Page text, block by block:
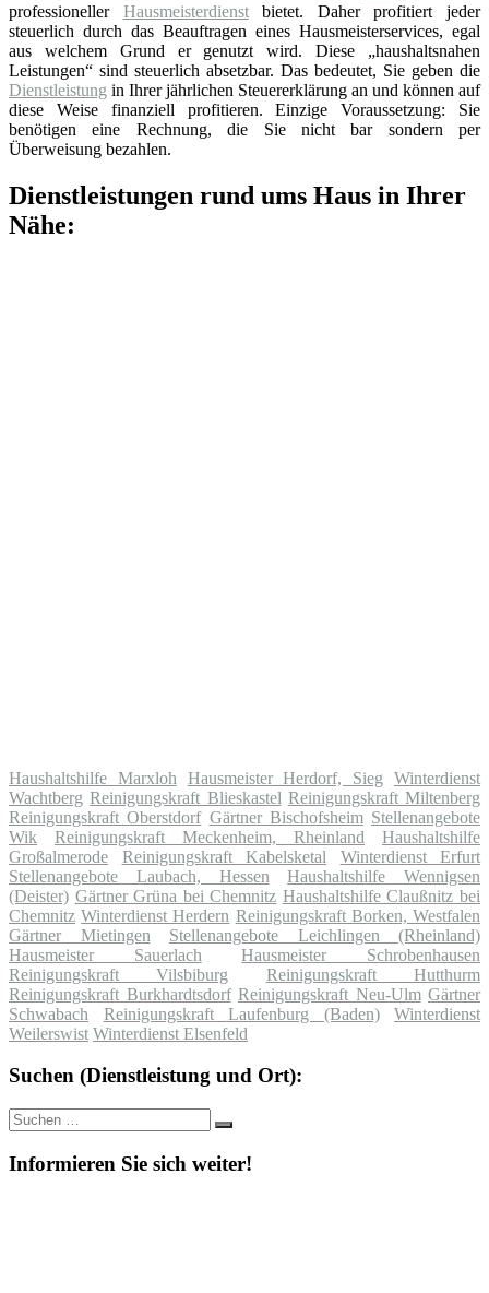
professioneller Hausmeisterdienstbietet. Daher profitiert jeder
steuerlich durch das Beauftragen eines Hausmeisterservices, egal
aus welchem Grund er genutzt wird. Diese „haushaltsnahen
Leistungen“ sind steuerlich absetzbar. Das bedeutet, Sie geben die
Dienstleistung in Ihrer jährlichen Steuererklärung an und können auf
diese Weise finanziell profitieren. Einzige Voraussetzung: Sie
benötigen eine Rechnung, die Sie nicht bar sondern per
Überweisung bezahlen.
Dienstleistungen rund ums Haus in Ihrer
Nähe:
Haushaltshilfe Marxloh Hausmeister Herdorf, Sieg
Winterdienst
Wachtberg Reinigungskraft Blieskastel Reinigungskraft Miltenberg
Reinigungskraft Oberstdorf Gärtner Bischofsheim Stellenangebote
Wik
Reinigungskraft Meckenheim, Rheinland
Haushaltshilfe
Großalmerode
Reinigungskraft Kabelsketal
Winterdienst Erfurt
Stellenangebote Laubach, Hessen
Haushaltshilfe Wennigsen
(Deister) Gärtner Grüna bei Chemnitz Haushaltshilfe Claußnitz bei
Chemnitz Winterdienst Herdern Reinigungskraft Borken, Westfalen
Gärtner Mietingen
Stellenangebote Leichlingen (Rheinland)
Hausmeister Sauerlach
Hausmeister Schrobenhausen
Reinigungskraft Vilsbiburg
Reinigungskraft Hutthurm
Reinigungskraft Burkhardtsdorf Reinigungskraft Neu-Ulm Gärtner
Schwabach
Reinigungskraft Laufenburg (Baden)
Winterdienst
Weilerswist Winterdienst Elsenfeld
Suchen (Dienstleistung und Ort):
Suche
nach:
Suchen
Informieren Sie sich weiter!